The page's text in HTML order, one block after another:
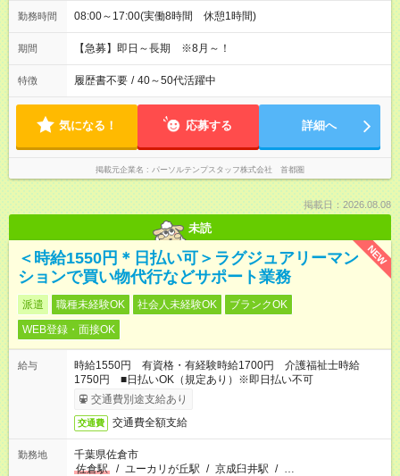
勤務時間 08:00～17:00(実働8時間 休憩1時間)
期間 【急募】即日～長期 ※8月～！
特徴 履歴書不要 / 40～50代活躍中
気になる！ 応募する 詳細へ
掲載元企業名 パーソルテンプスタッフ株式会社 首都圏
掲載日：2026.08.08
未読
NEW
＜時給1550円＊日払い可＞ラグジュアリーマン
ションで買い物代行などサポート業務
派遣 職種未経験OK 社会人未経験OK
ブランクOK
WEB登録・面接OK
給与
時給1550円 有資格・有経験時給1700円 介護福祉士時給
1750円 ■日払いOK（規定あり）※即日払い不可
交通費別途支給あり
交通費 交通費全額支給
勤務地
千葉県佐倉市
佐倉駅
/ ユーカリが丘駅 / 京成臼井駅 / …